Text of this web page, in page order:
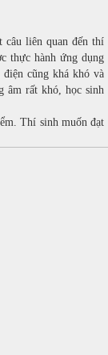
liên quan đến thí
thực hành ứng dụng
cũng khá khó và
âm rất khó, học sinh
Thí sinh muốn đạt